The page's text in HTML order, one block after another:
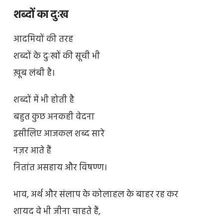
शब्दों का दुःख
आदमियों की तरह
शब्दों के दुःखों की सूची भी
ख़ूब लंबी है।
शब्दों में भी होती है
बहुत कुछ अनकही वेदना
इसीलिए आजकल शब्द सारे
नज़र आते हैं
नितांत असहाय और विषण्ण।
भाव, अर्थ और संलाप के कोलाहल के बाहर रह कर
शायद वे भी जीना चाहते हैं,